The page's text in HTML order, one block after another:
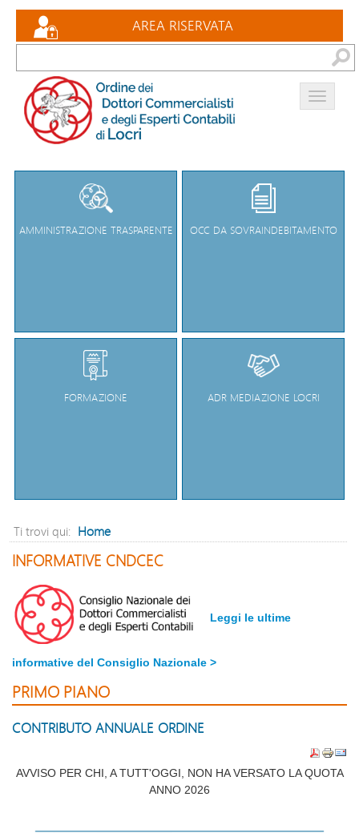
AREA RISERVATA
Eventi formativi
Documenti
Bacheca
Contatti
AMMINISTRAZIONE TRASPARENTE OCC DA SOVRAINDEBITAMENTO
FORMAZIONE ADR MEDIAZIONE LOCRI
Ti trovi qui: Home
INFORMATIVE CNDCEC
Leggi le ultime
informative del Consiglio Nazionale >
PRIMO PIANO
CONTRIBUTO ANNUALE ORDINE
AVVISO PER CHI, A TUTT'OGGI, NON HA VERSATO LA QUOTA
ANNO 2026